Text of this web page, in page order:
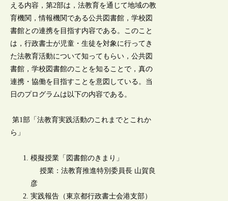
える内容，第2部は，法教育を通じて地域の教
育機関，情報機関である公共図書館，学校図
書館との連携を目指す内容である。このこと
は，行政書士が児童・生徒を対象に行ってき
た法教育活動について知ってもらい，公共図
書館，学校図書館のことを知ることで，真の
連携・協働を目指すことを意図している。当
日のプログラムは以下の内容である。
第1部「法教育実践活動のこれまでとこれか
ら」
模擬授業「図書館のきまり」
授業：法教育推進特別委員長 山賀良
彦
実践報告（東京都行政書士会港支部）